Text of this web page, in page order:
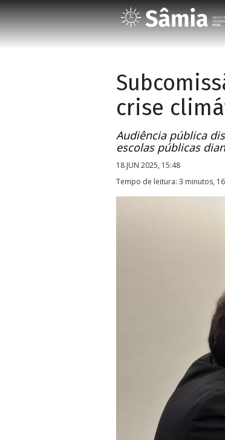
crise
Audiência pública
escolas públicas
18 JUN 2025, 15:48
Tempo de leitura: 3 minutos,